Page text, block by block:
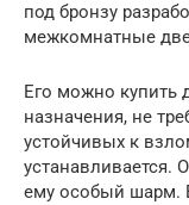
под бронзу
межкомнатные
Его можно купить
назначения, не
устойчивых к
устанавливается.
ему особый шарм.